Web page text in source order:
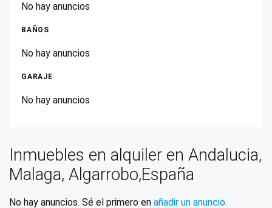
No hay anuncios
BAÑOS
No hay anuncios
GARAJE
No hay anuncios
Inmuebles en alquiler en Andalucia,
Malaga, Algarrobo,España
No hay anuncios. Sé el primero en añadir un anuncio.